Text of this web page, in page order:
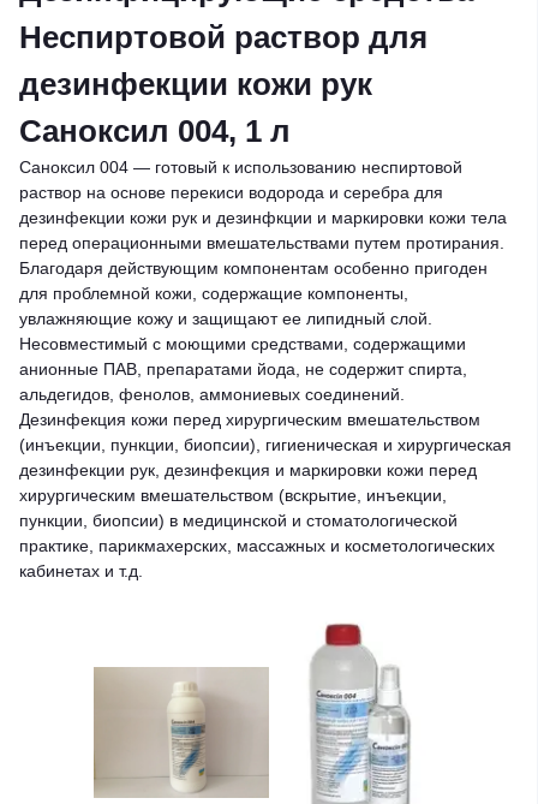
Неспиртовой раствор для
дезинфекции кожи рук
Саноксил 004, 1 л
Саноксил 004 ― готовый к использованию неспиртовой
раствор на основе перекиси водорода и серебра для
дезинфекции кожи рук и дезинфкции и маркировки кожи тела
перед операционными вмешательствами путем протирания.
Благодаря действующим компонентам особенно пригоден
для проблемной кожи, содержащие компоненты,
увлажняющие кожу и защищают ее липидный слой.
Несовместимый с моющими средствами, содержащими
анионные ПАВ, препаратами йода, не содержит спирта,
альдегидов, фенолов, аммониевых соединений.
Дезинфекция кожи перед хирургическим вмешательством
(инъекции, пункции, биопсии), гигиеническая и хирургическая
дезинфекции рук, дезинфекция и маркировки кожи перед
хирургическим вмешательством (вскрытие, инъекции,
пункции, биопсии) в медицинской и стоматологической
практике, парикмахерских, массажных и косметологических
кабинетах и т.д.